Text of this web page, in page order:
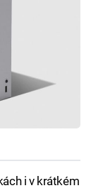
i v krátkém